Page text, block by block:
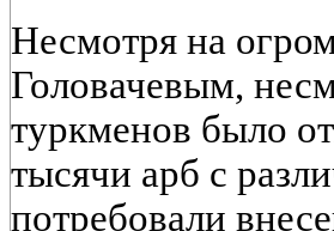
Несмотря на
Головачевым,
туркменов было
тысячи арб с
потребовали